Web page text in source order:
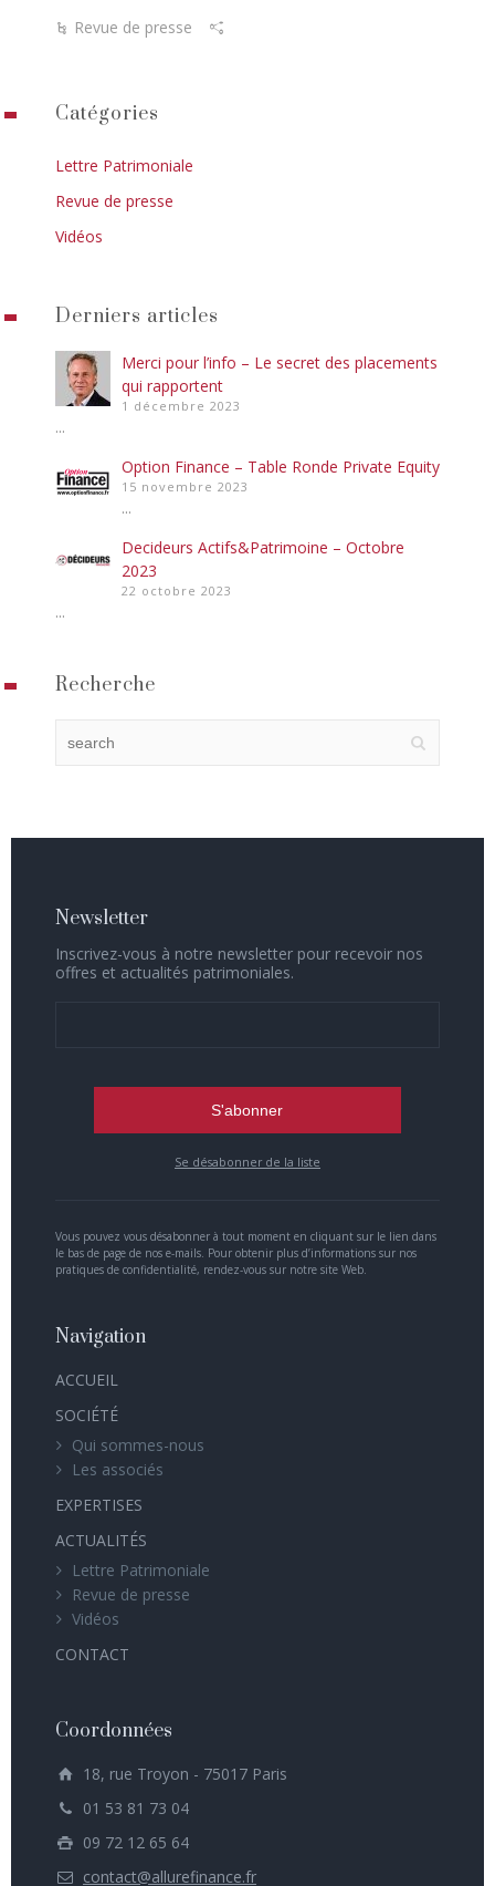
Revue de presse
Catégories
Lettre Patrimoniale
Revue de presse
Vidéos
Derniers articles
Merci pour l’info – Le secret des placements
qui rapportent
1 décembre 2023
...
Option Finance – Table Ronde Private Equity
15 novembre 2023
...
Decideurs Actifs&Patrimoine – Octobre
2023
22 octobre 2023
...
Recherche
Newsletter
Inscrivez-vous à notre newsletter pour recevoir nos
offres et actualités patrimoniales.
Se désabonner de la liste
Vous pouvez vous désabonner à tout moment en cliquant sur le lien dans
le bas de page de nos e-mails. Pour obtenir plus d’informations sur nos
pratiques de confidentialité, rendez-vous sur notre site Web.
Navigation
ACCUEIL
SOCIÉTÉ
Qui sommes-nous
Les associés
EXPERTISES
ACTUALITÉS
Lettre Patrimoniale
Revue de presse
Vidéos
CONTACT
Coordonnées
18, rue Troyon - 75017 Paris
01 53 81 73 04
09 72 12 65 64
contact@allurefinance.fr